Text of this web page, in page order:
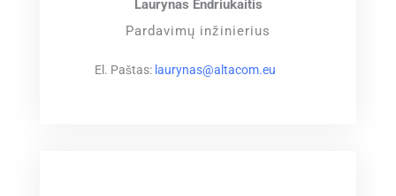
Laurynas Endriukaitis
Pardavimų inžinierius
El. Paštas: laurynas@altacom.eu